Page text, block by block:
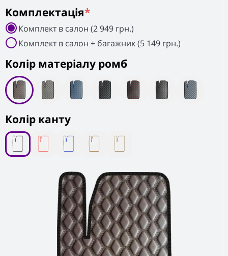
Колiр матеріалу ромб
Колір канту
Комплектація*
Комплект в салон (2 949 грн.)
Комплект в салон + багажник (5 149 грн.)